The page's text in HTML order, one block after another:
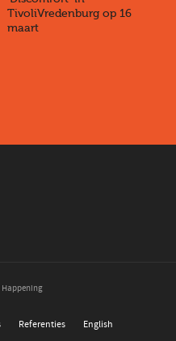
TivoliVredenburg op 16
maart
Referenties English